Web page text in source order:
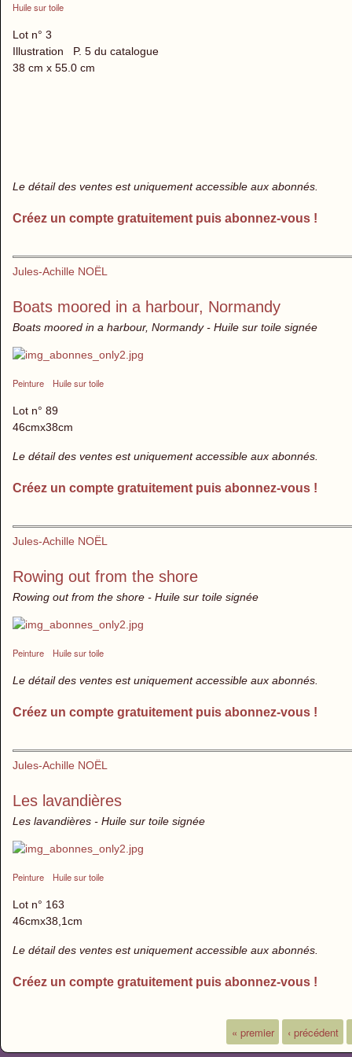
Huile sur toile
Lot n° 3
Illustration P. 5 du catalogue
38 cm x 55.0 cm
Le détail des ventes est uniquement accessible aux abonnés.
Créez un compte gratuitement puis abonnez-vous !
Jules-Achille NOËL
Boats moored in a harbour, Normandy
Boats moored in a harbour, Normandy - Huile sur toile signée
Peinture Huile sur toile
Lot n° 89
46cmx38cm
Le détail des ventes est uniquement accessible aux abonnés.
Créez un compte gratuitement puis abonnez-vous !
Jules-Achille NOËL
Rowing out from the shore
Rowing out from the shore - Huile sur toile signée
Peinture Huile sur toile
Le détail des ventes est uniquement accessible aux abonnés.
Créez un compte gratuitement puis abonnez-vous !
Jules-Achille NOËL
Les lavandières
Les lavandières - Huile sur toile signée
Peinture Huile sur toile
Lot n° 163
46cmx38,1cm
Le détail des ventes est uniquement accessible aux abonnés.
Créez un compte gratuitement puis abonnez-vous !
« premier ‹ précédent